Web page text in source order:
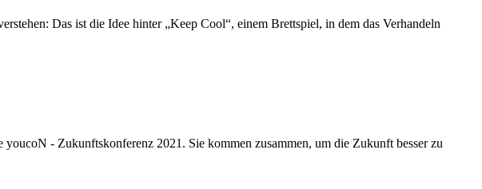
Das ist die Idee hinter „Keep Cool“, einem Brettspiel, in dem das Verhandeln
youcoN - Zukunftskonferenz 2021. Sie kommen zusammen, um die Zukunft besser zu